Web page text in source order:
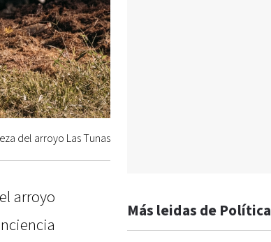
del arroyo Las Tunas
arroyo
Más leidas de Política